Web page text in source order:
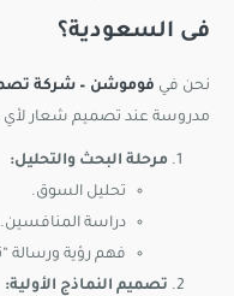
فى السعودية؟
نحن في فوموشن – شركة
مدروسة عند تصميم شعار لأي
مرحلة البحث والتحليل:
تحليل السوق.
دراسة المنافسين.
فهم رؤية ورسالة
تصميم النماذج الأولية: